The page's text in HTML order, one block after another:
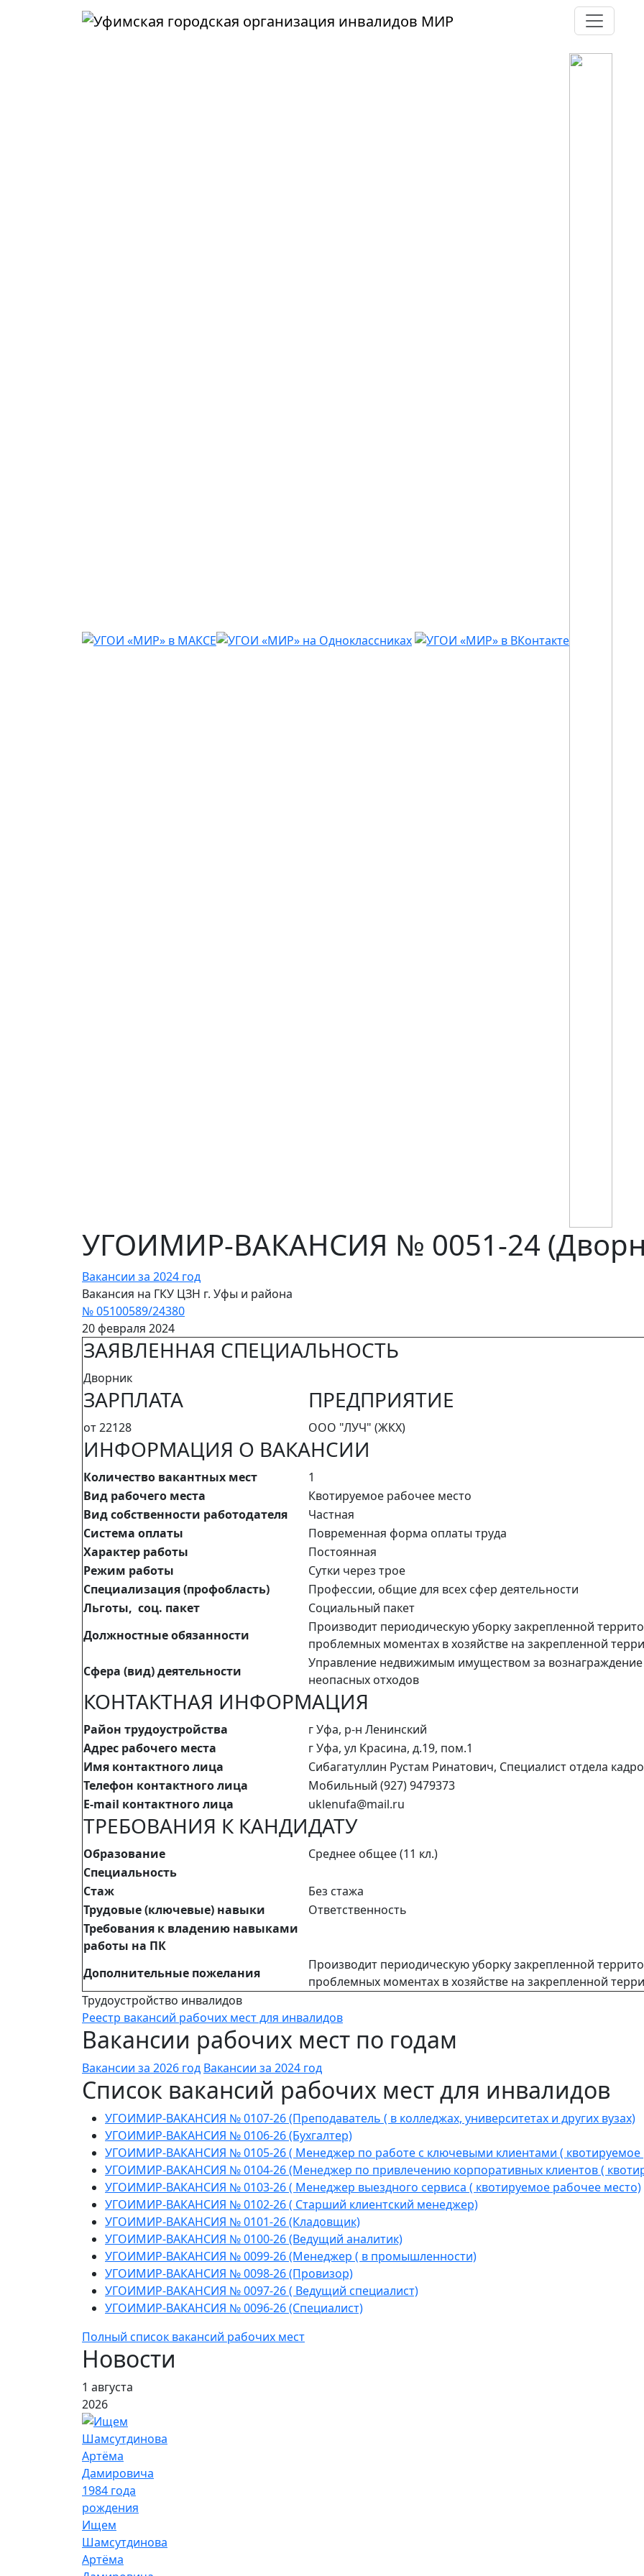
Перейти к основному содержанию
УГОИМИР-ВАКАНСИЯ № 0051-24
Вакансии за 2024 год
Вакансия на ГКУ ЦЗН г. Уфы и района
№ 05100589/24380
20 февраля 2024
ЗАЯВЛЕННАЯ СПЕЦИАЛЬНОСТЬ
Дворник
ЗАРПЛАТА ПРЕДПРИЯТИЕ
от 22128 ООО "ЛУЧ" (ЖКХ)
ИНФОРМАЦИЯ О ВАКАНСИИ
Количество вакантных мест
1
Вид рабочего места
Квотируемое рабочее место
Вид собственности работодателя
Частная
Система оплаты
Повременная форма оплаты труда
Характер работы
Постоянная
Режим работы
Сутки через трое
Специализация (профобласть)
Профессии, общие для всех сфер деятельности
Льготы, соц. пакет
Социальный пакет
Должностные обязанности
Производит периодическую уборку закрепленной
проблемных моментах в хозяйстве на закрепленной
Сфера (вид) деятельности
Управление недвижимым имуществом за
неопасных отходов
КОНТАКТНАЯ ИНФОРМАЦИЯ
Район трудоустройства
г Уфа, р-н Ленинский
Адрес рабочего места
г Уфа, ул Красина, д.19, пом.1
Имя контактного лица
Сибагатуллин Рустам Ринатович, Специалист отдела
Телефон контактного лица
Мобильный (927) 9479373
E-mail контактного лица
uklenufa@mail.ru
ТРЕБОВАНИЯ К КАНДИДАТУ
Образование
Среднее общее (11 кл.)
Специальность
Стаж
Без стажа
Трудовые (ключевые) навыки
Ответственность
Требования к владению навыками
работы на ПК
Дополнительные пожелания
Производит периодическую уборку закрепленной
проблемных моментах в хозяйстве на закрепленной
Трудоустройство инвалидов
Реестр вакансий рабочих мест для инвалидов
Вакансии рабочих мест по годам
Вакансии за 2026 год Вакансии за 2024 год
Список вакансий рабочих мест для инвалидов
УГОИМИР-ВАКАНСИЯ № 0107-26 (Преподаватель ( в колледжах, университетах и других вузах)
УГОИМИР-ВАКАНСИЯ № 0106-26 (Бухгалтер)
УГОИМИР-ВАКАНСИЯ № 0105-26 ( Менеджер по работе с ключевыми клиентами ( квотируемое
УГОИМИР-ВАКАНСИЯ № 0104-26 (Менеджер по привлечению корпоративных клиентов (
УГОИМИР-ВАКАНСИЯ № 0103-26 ( Менеджер выездного сервиса ( квотируемое рабочее место)
УГОИМИР-ВАКАНСИЯ № 0102-26 ( Старший клиентский менеджер)
УГОИМИР-ВАКАНСИЯ № 0101-26 (Кладовщик)
УГОИМИР-ВАКАНСИЯ № 0100-26 (Ведущий аналитик)
УГОИМИР-ВАКАНСИЯ № 0099-26 (Менеджер ( в промышленности)
УГОИМИР-ВАКАНСИЯ № 0098-26 (Провизор)
УГОИМИР-ВАКАНСИЯ № 0097-26 ( Ведущий специалист)
УГОИМИР-ВАКАНСИЯ № 0096-26 (Специалист)
Полный список вакансий рабочих мест
Новости
1 августа
2026
Ищем
Шамсутдинова
Артёма